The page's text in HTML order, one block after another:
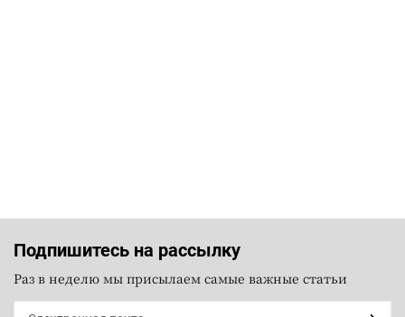
Подпишитесь на рассылку
Раз в неделю мы присылаем самые важные статьи